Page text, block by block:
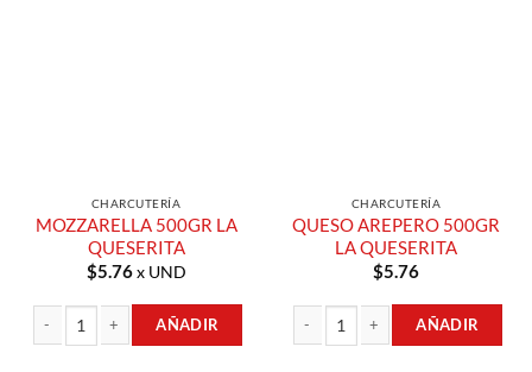
CHARCUTERÍA
MOZZARELLA 500GR LA
QUESERITA
$5.76x UND
AÑADIR
CHARCUTERÍA
QUESO AREPERO 500GR
LA QUESERITA
$5.76
AÑADIR